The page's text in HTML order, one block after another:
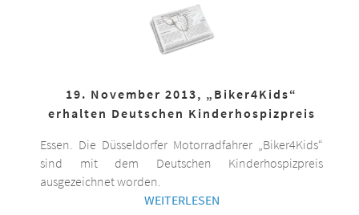
19. November 2013, „Biker4Kids“
erhalten Deutschen Kinderhospizpreis
Essen. Die Düsseldorfer Motorradfahrer „Biker4Kids“
sind mit dem Deutschen Kinderhospizpreis
ausgezeichnet worden.
WEITERLESEN